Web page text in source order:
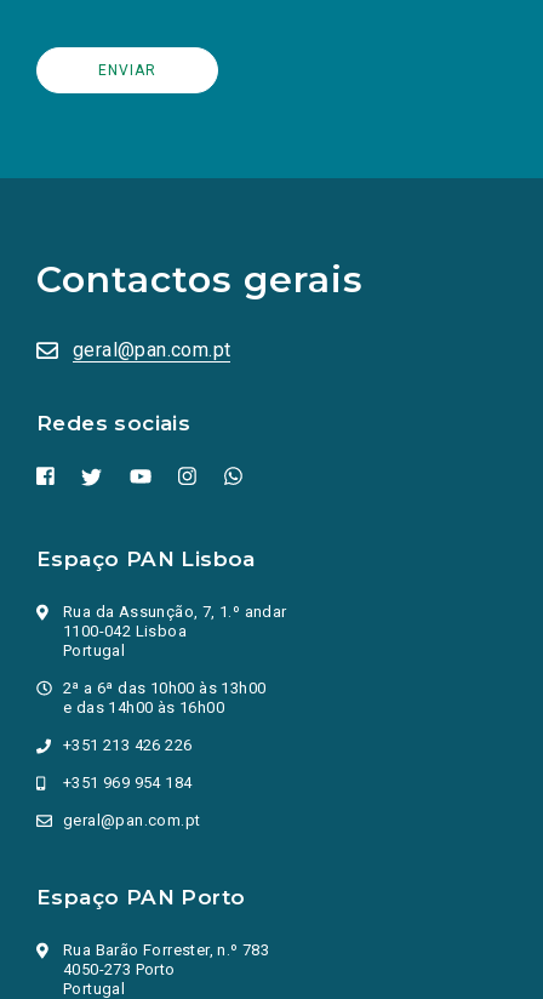
Contactos gerais
geral@pan.com.pt
Redes sociais
redes
sociais
numa
nova
Espaço PAN Lisboa
Rua da Assunção, 7, 1.º andar
1100-042 Lisboa
Portugal
2ª a 6ª das 10h00 às 13h00
e das 14h00 às 16h00
+351 213 426 226
+351 969 954 184
geral@pan.com.pt
Espaço PAN Porto
Rua Barão Forrester, n.º 783
4050-273 Porto
Portugal